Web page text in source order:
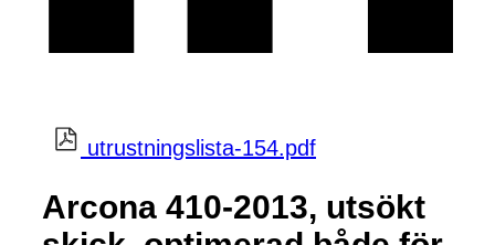
utrustningslista-154.pdf
Arcona 410-2013, utsökt